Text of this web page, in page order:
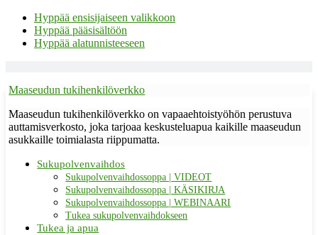
Hyppää ensisijaiseen valikkoon
Hyppää pääsisältöön
Hyppää alatunnisteeseen
Maaseudun tukihenkilöverkko
Maaseudun tukihenkilöverkko on vapaaehtoistyöhön perustuva
auttamisverkosto, joka tarjoaa keskusteluapua kaikille maaseudun
asukkaille toimialasta riippumatta.
Sukupolvenvaihdos
Sukupolvenvaihdossoppa | VIDEOT
Sukupolvenvaihdossoppa | KÄSIKIRJA
Sukupolvenvaihdossoppa | WEBINAARI
Tukea sukupolvenvaihdokseen
Tukea ja apua